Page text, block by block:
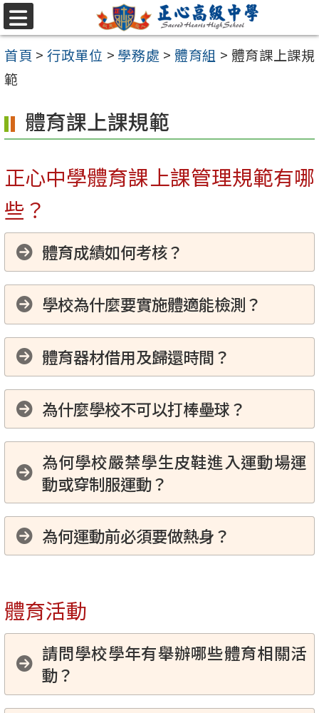
跳至主要內容區
選
單
首頁 > 行政單位 > 學務處 > 體育組 > 體育課上課規
範
體育課上課規範
正心中學體育課上課管理規範有哪
些？
體育成績如何考核？
學校為什麼要實施體適能檢測？
體育器材借用及歸還時間？
為什麼學校不可以打棒壘球？
為何學校嚴禁學生皮鞋進入運動場運
動或穿制服運動？
為何運動前必須要做熱身？
體育活動
請問學校學年有舉辦哪些體育相關活
動？